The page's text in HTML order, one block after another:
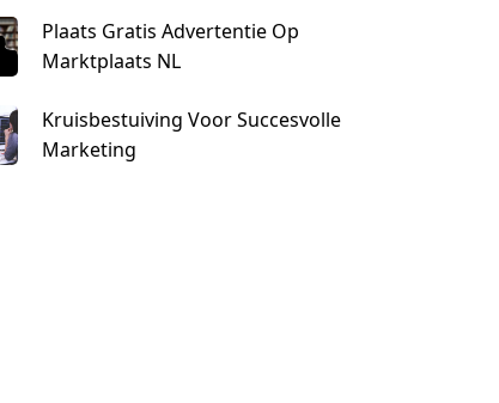
Plaats Gratis Advertentie Op
Marktplaats NL
Kruisbestuiving Voor Succesvolle
Marketing